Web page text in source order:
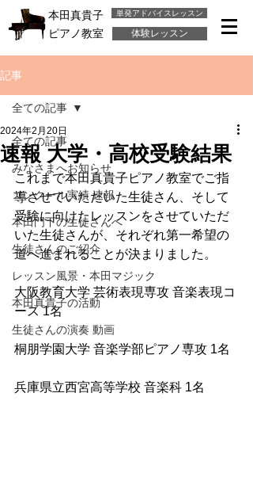
単発アドバイスレッスン
本田真貴子
ピアノ教室
体験レッスン
記事
全ての記事
みなさまへお知らせ
コンクール実績 速報
本田門下の生徒さんへ
生徒さんのご紹介
レッスン風景・本田マジック
本田真貴子の活動
生徒さんの演奏 動画
全ての記事
速報 大学・高校受験結果
2024年2月20日
これまで本田真貴子ピアノ教室でご指
導させていただいた生徒さん、そして
受験に向けたレッスンをさせていただ
いた生徒さんが、それぞれ第一希望の
道へ進まれることが決まりました。
大阪教育大学 芸術表現専攻 音楽表現コ
ース 1名
桐朋学園大学 音楽学部ピアノ専攻 1名
兵庫県立西宮高等学校 音楽科 1名